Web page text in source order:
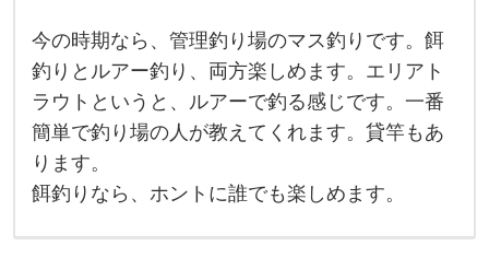
、
チ
ョ
イ
投
げ
（
一
番
安
セ
今の時期なら、管理釣り場のマス釣りです。餌
釣りとルアー釣り、両方楽しめます。エリアト
ラウトというと、ルアーで釣る感じです。一番
簡単で釣り場の人が教えてくれます。貸竿もあ
ります。
餌釣りなら、ホントに誰でも楽しめます。